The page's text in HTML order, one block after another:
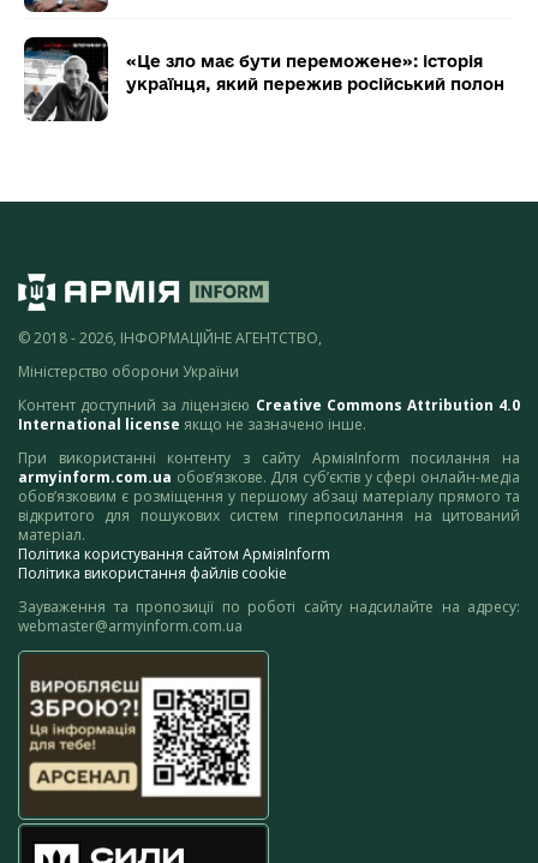
«Це зло має бути переможене»: історія
українця, який пережив російський полон
© 2018 - 2026, ІНФОРМАЦІЙНЕ АГЕНТСТВО,
Міністерство оборони України
Контент доступний за ліцензією Creative Commons Attribution 4.0
International license якщо не зазначено інше.
При використанні контенту з сайту АрміяInform посилання на
armyinform.com.ua обов’язкове. Для суб’єктів у сфері онлайн-медіа
обов’язковим є розміщення у першому абзаці матеріалу прямого та
відкритого для пошукових систем гіперпосилання на цитований
матеріал.
Політика користування сайтом АрміяInform
Політика використання файлів cookie
Зауваження та пропозиції по роботі сайту надсилайте на адресу:
webmaster@armyinform.com.ua